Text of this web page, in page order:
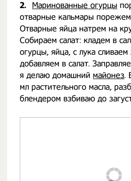
2. Маринованные огурцы
отварные кальмары
Отварные яйца натрем на
Собираем салат: кладем в
огурцы, яйца, с лука
добавляем в салат.
я делаю домашний майонез.
мл растительного масла,
блендером взбиваю до